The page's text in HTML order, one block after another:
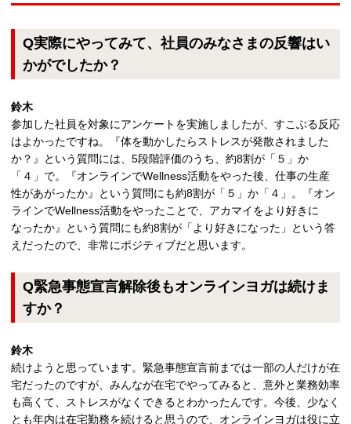
Q実際にやってみて、社員のみなさまの反響はい
かがでしたか？
鈴木
参加した社員を対象にアンケートを実施しましたが、すこぶる反応
はよかったですね。『体を動かしたらストレスが発散されました
か？』という質問には、5段階評価のうち、約8割が「５」か
「４」で。『オンラインでWellness活動をやった後、仕事の生産
性があがったか』という質問にも約8割が「５」か「４」。『オン
ラインでWellness活動をやったことで、アカマイをより好きに
なったか』という質問にも約8割が「より好きになった」という答
えだったので、非常にポジティブだと思います。
Q緊急事態宣言解除後もオンラインヨガは続けま
すか？
鈴木
続けようと思っています。緊急事態宣言前までは一部の人だけが在
宅だったのですが、みんなが在宅でやってみると、意外と業務効率
も高くて、ストレスがなくできるとわかったんです。今後、少なく
とも年内は在宅勤務を続けると思うので、オンラインヨガは役に立